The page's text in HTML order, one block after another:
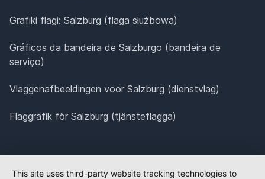
Grafiki flagi: Salzburg (flaga służbowa)
Gráficos da bandeira de Salzburgo (bandeira de
serviço)
Vlaggenafbeeldingen voor Salzburg (dienstvlag)
Flaggrafik för Salzburg (tjänsteflagga)
This site uses third-party website tracking technologies to